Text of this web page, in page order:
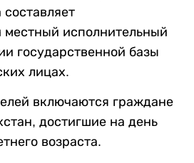
местный исполнительный
государственной базы
лицах.
включаются граждане
достигшие на день
возраста.